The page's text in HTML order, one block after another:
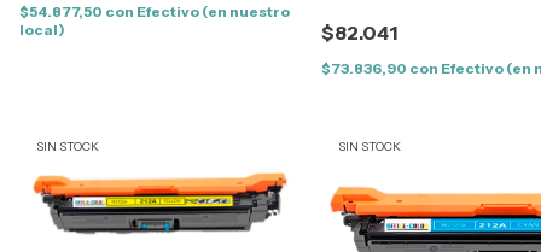
$54.877,50 con Efectivo (en nuestro
local)
$82.041
$73.836,90 con Efectivo (en
SIN STOCK SIN STOCK